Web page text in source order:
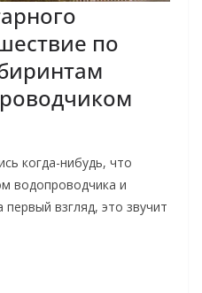
по
когда-нибудь, что
водопроводчика и
взгляд, это звучит